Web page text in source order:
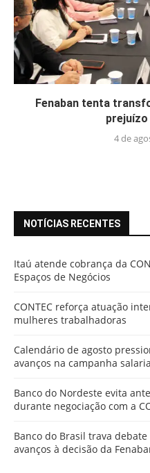
Fenaban tenta
prejuízo
4 de
NOTÍCIAS RECENTES
Itaú atende cobrança da
Espaços de Negócios
CONTEC reforça atuação
mulheres trabalhadoras
Calendário de agosto
avanços na campanha
Banco do Nordeste evita
durante negociação com a
Banco do Brasil trava
avanços à decisão da